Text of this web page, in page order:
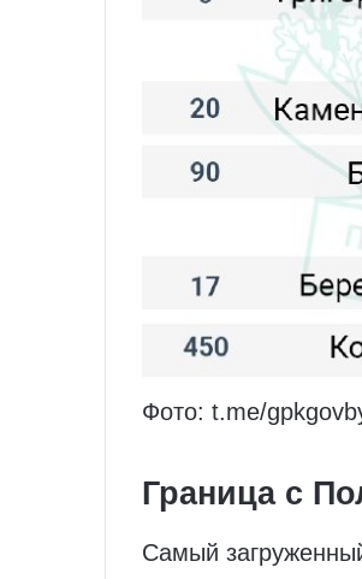
Фото: t.me/
Граница с
Самый